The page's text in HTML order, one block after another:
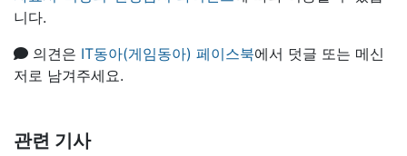
니다.
의견은 IT동아(게임동아) 페이스북에서 덧글 또는 메신
저로 남겨주세요.
관련 기사